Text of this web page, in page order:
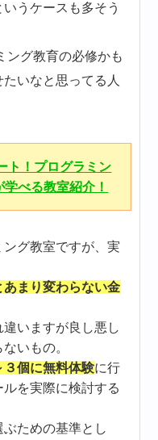
うケースも多そう
ング教育の必修かも
いなと思ってる人
ト！プログラミン
べる教室紹介！
グ教室ですが、実
あまり変わらない金
いますが良し悪し
いもの。
個に無料体験に行
を実際に検討する
ための基準とし